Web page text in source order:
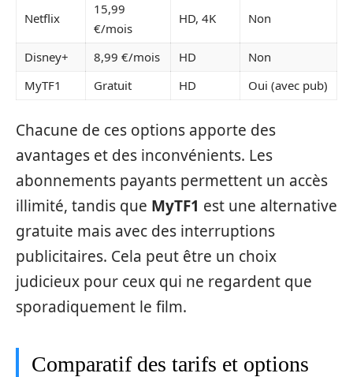
Netflix
15,99
€/mois
HD, 4K Non
Disney+ 8,99 €/mois HD
Non
MyTF1
Gratuit HD Oui (avec pub)
Chacune de ces options apporte des
avantages et des inconvénients. Les
abonnements payants permettent un accès
illimité, tandis que MyTF1 est une alternative
gratuite mais avec des interruptions
publicitaires. Cela peut être un choix
judicieux pour ceux qui ne regardent que
sporadiquement le film.
Comparatif des tarifs et options